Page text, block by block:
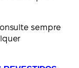
sempre